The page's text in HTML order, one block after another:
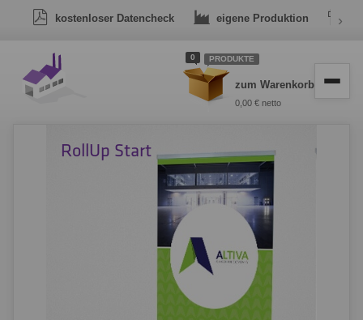
kostenloser Datencheck eigene Produktion ›
0 PRODUKTE
zum Warenkorb
0,00 € netto
RollUp Start